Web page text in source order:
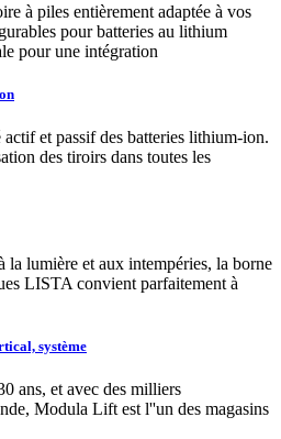
à piles entièrement adaptée à vos
pour batteries au lithium
pour une intégration
et passif des batteries lithium-ion.
des tiroirs dans toutes les
la lumière et aux intempéries, la borne
LISTA convient parfaitement à
système
ans, et avec des milliers
Modula Lift est l''un des magasins